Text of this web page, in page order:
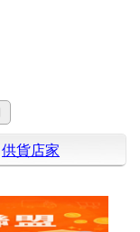
供貨店家